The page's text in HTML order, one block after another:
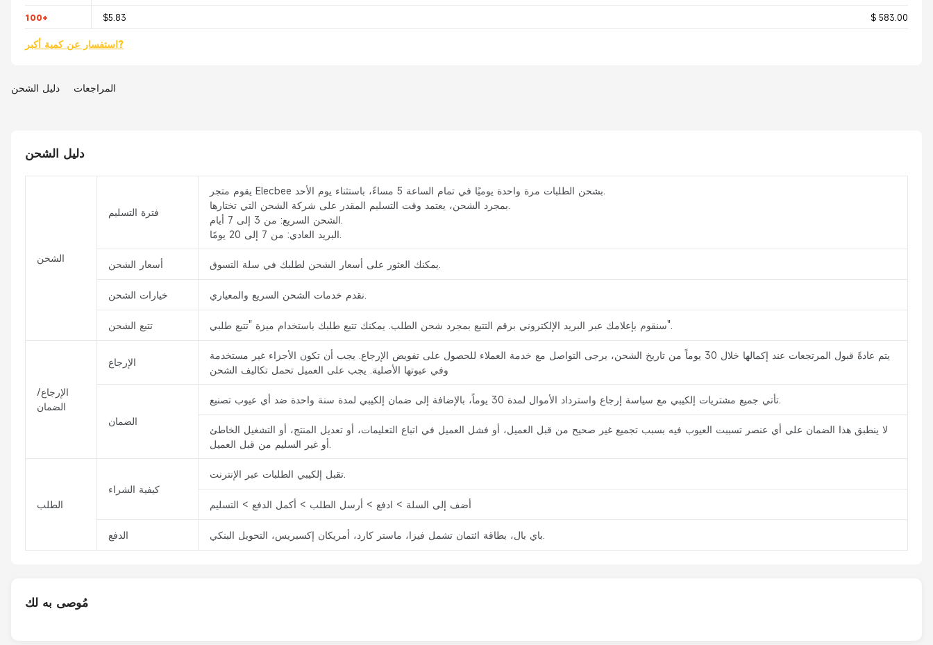
100+ $5.83 $ 583.00
استفسار عن كمية أكبر?
دليل الشحن المراجعات
دليل الشحن
الشحن
فترة التسليم
يقوم متجر Elecbee بشحن الطلبات مرة واحدة يوميًا في تمام الساعة 5 مساءً، باستثناء يوم الأحد.
بمجرد الشحن، يعتمد وقت التسليم المقدر على شركة الشحن التي تختارها.
الشحن السريع: من 3 إلى 7 أيام.
البريد العادي: من 7 إلى 20 يومًا.
أسعار الشحن يمكنك العثور على أسعار الشحن لطلبك في سلة التسوق.
خيارات الشحن نقدم خدمات الشحن السريع والمعياري.
تتبع الشحن سنقوم بإعلامك عبر البريد الإلكتروني برقم التتبع بمجرد شحن الطلب. يمكنك تتبع طلبك باستخدام ميزة "تتبع طلبي".
الإرجاع/
الضمان
الإرجاع
يتم عادةً قبول المرتجعات عند إكمالها خلال 30 يوماً من تاريخ الشحن، يرجى التواصل مع خدمة العملاء للحصول على تفويض الإرجاع. يجب أن تكون الأجزاء غير مستخدمة
وفي عبوتها الأصلية. يجب على العميل تحمل تكاليف الشحن
الضمان
تأتي جميع مشتريات إلكيبي مع سياسة إرجاع واسترداد الأموال لمدة 30 يوماً، بالإضافة إلى ضمان إلكيبي لمدة سنة واحدة ضد أي عيوب تصنيع.
لا ينطبق هذا الضمان على أي عنصر تسببت العيوب فيه بسبب تجميع غير صحيح من قبل العميل، أو فشل العميل في اتباع التعليمات، أو تعديل المنتج، أو التشغيل الخاطئ
أو غير السليم من قبل العميل.
الطلب
كيفية الشراء
تقبل إلكيبي الطلبات عبر الإنترنت.
أضف إلى السلة > ادفع > أرسل الطلب > أكمل الدفع > التسليم
الدفع باي بال، بطاقة ائتمان تشمل فيزا، ماستر كارد، أمريكان إكسبريس، التحويل البنكي.
مُوصى به لك